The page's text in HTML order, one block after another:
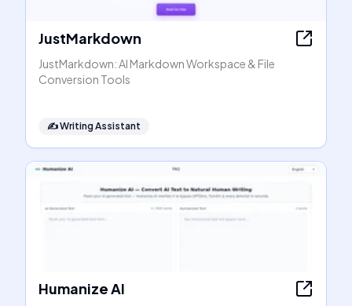
JustMarkdown
JustMarkdown: AI Markdown Workspace & File
Conversion Tools
✍️Writing Assistant
Humanize AI